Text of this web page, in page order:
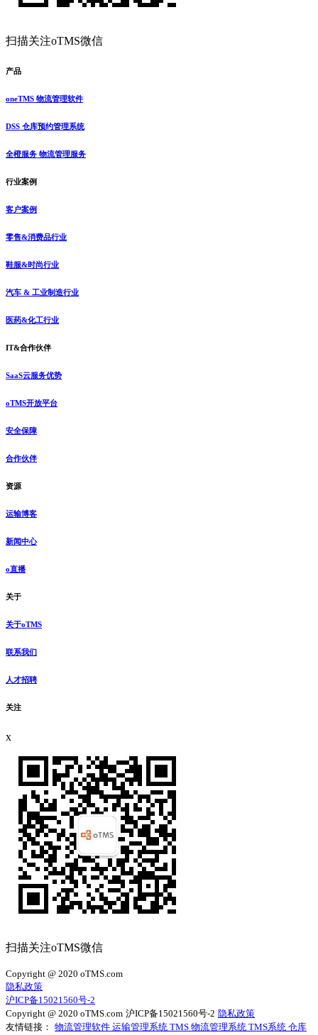
扫描关注oTMS微信
产品
oneTMS 物流管理软件
DSS 仓库预约管理系统
全橙服务 物流管理服务
行业案例
客户案例
零售&消费品行业
鞋服&时尚行业
汽车 & 工业制造行业
医药&化工行业
IT&合作伙伴
SaaS云服务优势
oTMS开放平台
安全保障
合作伙伴
资源
运输博客
新闻中心
o直播
关于
关于oTMS
联系我们
人才招聘
关注
x
扫描关注oTMS微信
Copyright @ 2020 oTMS.com
隐私政策
沪ICP备15021560号-2
Copyright @ 2020 oTMS.com 沪ICP备15021560号-2 隐私政策
友情链接： 物流管理软件 运输管理系统 TMS 物流管理系统 TMS系统 仓库